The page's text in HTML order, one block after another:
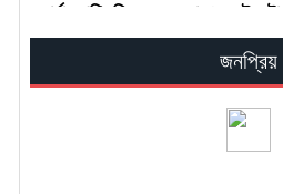
জার্মান গণিতবিদের ভুল ধরা পড়তেই কটাক্ষ
ছুড়লেন নেইমার
জনপ্রিয়